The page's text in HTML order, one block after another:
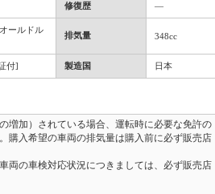
修復歴 ―
ールドル
排気量 348cc
付] 製造国 日本
増加）されている場合、運転時に必要な免許の
購入希望の車両の排気量は購入前に必ず販売店
両の車検対応状況につきましては、必ず販売店